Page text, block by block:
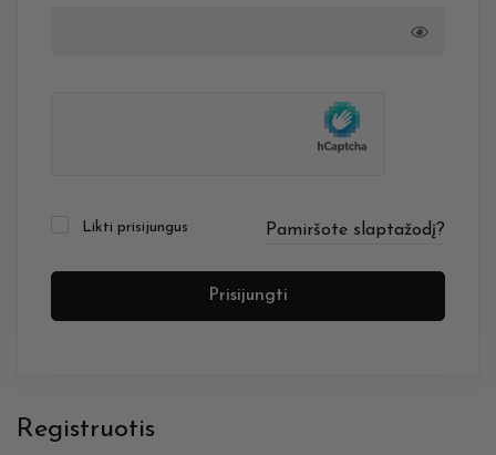
Likti prisijungus Pamiršote slaptažodį?
Prisijungti
Registruotis